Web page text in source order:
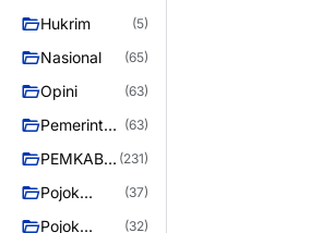
RAYA
Hukrim (5)
Nasional (65)
Opini (63)
Pemerintah (63)
PEMKAB
RAYA
(231)
Pojok
(37)
Pojok
(32)